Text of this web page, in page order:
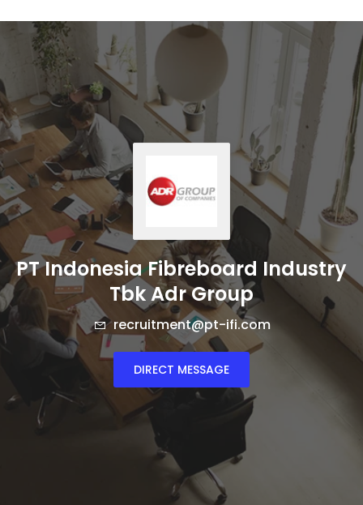
PT Indonesia Fibreboard Industry
Tbk Adr Group
recruitment@pt-ifi.com
DIRECT MESSAGE